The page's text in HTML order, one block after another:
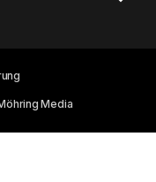
Media